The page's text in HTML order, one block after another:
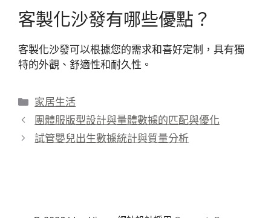
客製化沙發有哪些優點？
客製化沙發可以根據您的需求和喜好定制，具有獨
特的外觀、舒適性和耐久性。
分
類
家居生活
團體服版型設計與量體數據的匹配與優化
試管嬰兒出生數據統計與質量分析